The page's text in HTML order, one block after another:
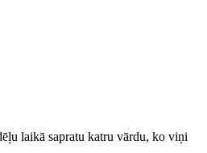
laikā sapratu katru vārdu, ko viņi